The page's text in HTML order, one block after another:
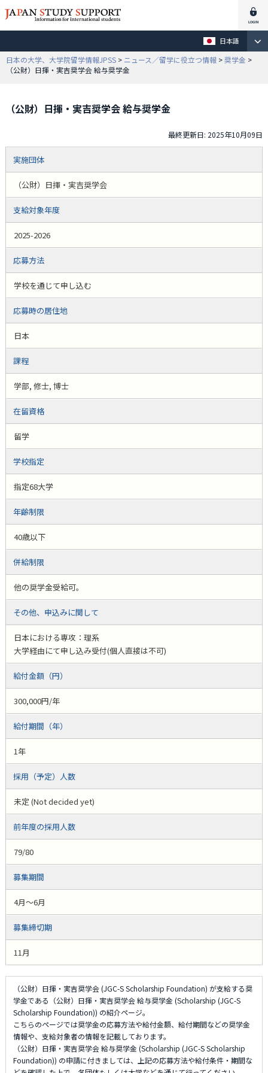
日本語
日本の大学、大学院留学情報JPSS > ニュース／留学に役立つ情報 >奨学金 >
（公財）日揮・実吉奨学会 給与奨学金
（公財）日揮・実吉奨学会 給与奨学金
最終更新日: 2025年10月09日
実施団体
（公財）日揮・実吉奨学会
支給対象年度
2025-2026
応募方法
学校を通じて申し込む
応募時の居住地
日本
課程
学部, 修士, 博士
在留資格
留学
学校指定
指定68大学
年齢制限
40歳以下
併給制限
他の奨学金受給可。
その他、申込みに関して
日本における専攻：理系
大学経由にて申し込み受付(個人直接は不可)
給付金額（円）
300,000円/年
給付期間（年）
1年
採用（予定）人数
未定 (Not decided yet)
前年度の採用人数
79/80
募集期間
4月～6月
募集締切期
11月
（公財）日揮・実吉奨学会 (JGC-S Scholarship Foundation) が支給する奨
学金である（公財）日揮・実吉奨学会 給与奨学金 (Scholarship (JGC-S
Scholarship Foundation)) の紹介ページ。
こちらのページでは奨学金の応募方法や給付金額、給付期間などの奨学金
情報や、支給対象者の情報を記載しております。
（公財）日揮・実吉奨学会 給与奨学金 (Scholarship (JGC-S Scholarship
Foundation)) の申請に付きましては、上記の応募方法や給付条件・期間な